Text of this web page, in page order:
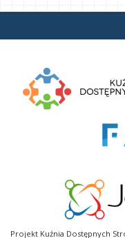
Projekt Kuźnia Dostępnych